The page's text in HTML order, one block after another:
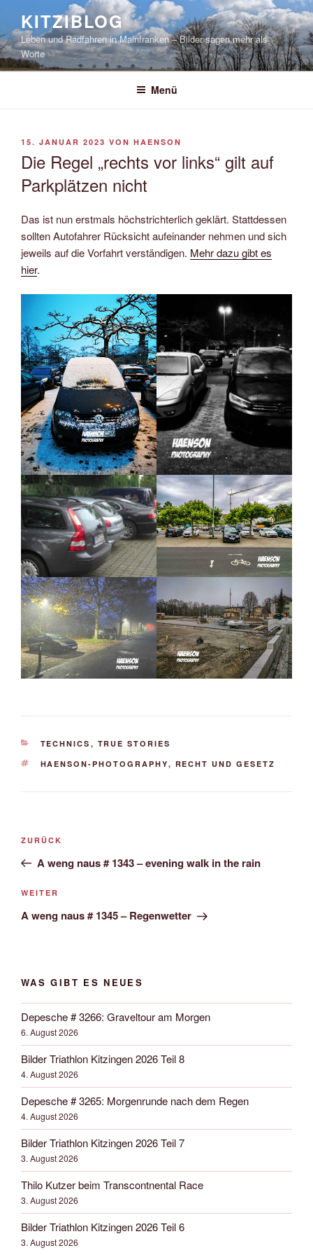
springen
KITZIBLOG
Leben und Radfahren in Mainfranken – Bilder sagen mehr als
Worte
Menü
VERÖFFENTLICHT
15. JANUAR 2023 VON HAENSON
Die Regel „rechts vor links“ gilt auf
Parkplätzen nicht
Das ist nun erstmals höchstrichterlich geklärt. Stattdessen
sollten Autofahrer Rücksicht aufeinander nehmen und sich
jeweils auf die Vorfahrt verständigen. Mehr dazu gibt es
hier.
KATEGORIEN
TECHNICS , TRUE STORIES
SCHLAGWÖRTER
HAENSON-PHOTOGRAPHY, RECHT UND GESETZ
Beitrags-
Vorheriger
Beitrag
ZURÜCK
A weng naus # 1343 – evening walk in the rain
Nächster
Beitrag
WEITER
A weng naus # 1345 – Regenwetter
WAS GIBT ES NEUES
Depesche # 3266: Graveltour am Morgen
6. August 2026
Bilder Triathlon Kitzingen 2026 Teil 8
4. August 2026
Depesche # 3265: Morgenrunde nach dem Regen
4. August 2026
Bilder Triathlon Kitzingen 2026 Teil 7
3. August 2026
Thilo Kutzer beim Transcontnental Race
3. August 2026
Bilder Triathlon Kitzingen 2026 Teil 6
3. August 2026